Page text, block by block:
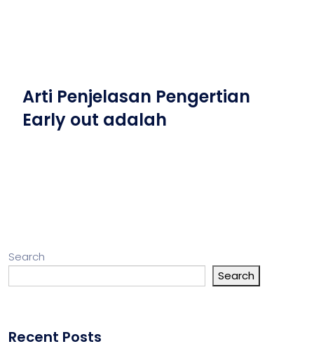
Arti Penjelasan Pengertian
Early out adalah
Search
Search
Recent Posts